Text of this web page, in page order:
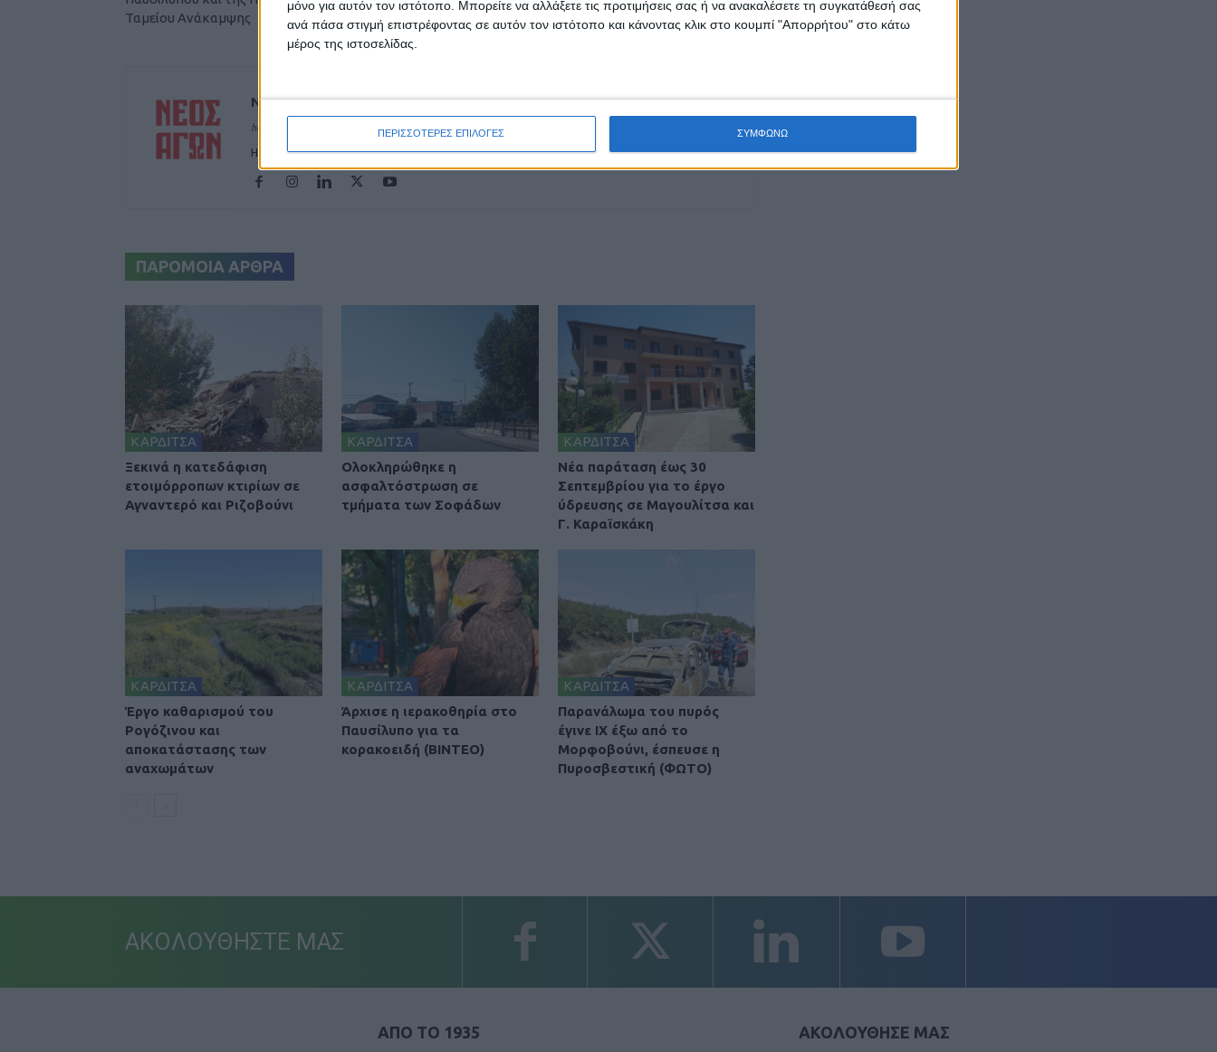
μόνο για αυτόν τον ιστότοπο. Μπορείτε να αλλάξετε τις προτιμήσεις σας ή να ανακαλέσετε τη συγκατάθεσή σας
ανά πάσα στιγμή επιστρέφοντας σε αυτόν τον ιστότοπο και κάνοντας κλικ στο κουμπί "Απορρήτου" στο κάτω
μέρος της ιστοσελίδας.
ΠΕΡΙΣΣΟΤΕΡΕΣ ΕΠΙΛΟΓΕΣ ΣΥΜΦΩΝΩ
Ταμείου Ανάκαμψης
ΝΕΟΣ ΑΓΩΝ
https://neosagon.gr
Η Αρχαιότερη Καθημερινή Πρωινή Εφημερίδα της Καρδίτσας
ΠΑΡΟΜΟΙΑ ΑΡΘΡΑ
ΚΑΡΔΙΤΣΑ
Ξεκινά η κατεδάφιση
ετοιμόρροπων κτιρίων σε
Αγναντερό και Ριζοβούνι
ΚΑΡΔΙΤΣΑ
Ολοκληρώθηκε η
ασφαλτόστρωση σε
τμήματα των Σοφάδων
ΚΑΡΔΙΤΣΑ
Νέα παράταση έως 30
Σεπτεμβρίου για το έργο
ύδρευσης σε Μαγουλίτσα και
Γ. Καραϊσκάκη
ΚΑΡΔΙΤΣΑ
Έργο καθαρισμού του
Ρογόζινου και
αποκατάστασης των
αναχωμάτων
ΚΑΡΔΙΤΣΑ
Άρχισε η ιερακοθηρία στο
Παυσίλυπο για τα
κορακοειδή (ΒΙΝΤΕΟ)
ΚΑΡΔΙΤΣΑ
Παρανάλωμα του πυρός
έγινε ΙΧ έξω από το
Μορφοβούνι, έσπευσε η
Πυροσβεστική (ΦΩΤΟ)
ΑΚΟΛΟΥΘΗΣΤΕ ΜΑΣ
ΑΠΟ ΤΟ 1935 ΑΚΟΛΟΥΘΗΣΕ ΜΑΣ